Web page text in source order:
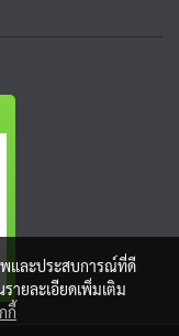
พและประสบการณ์ที่ดี
ายละเอียดเพิ่มเติม
กี้